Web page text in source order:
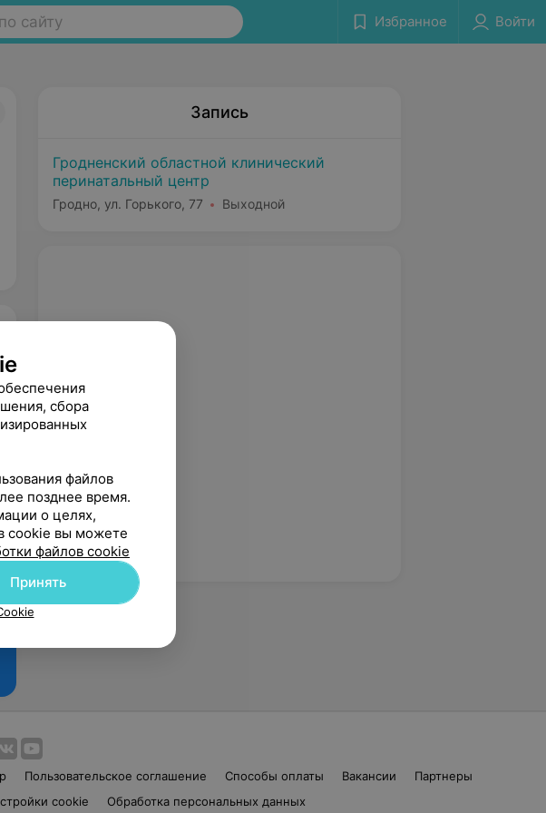
сайту Избранное Войти
Запись
Гродненский областной клинический
перинатальный центр
Гродно, ул. Горького, 77 Выходной
Пользовательское соглашение Способы оплаты Вакансии
Партнеры
cookie Обработка персональных данных
сбора
файлов
позднее время.
о целях,
cookie вы можете
файлов cookie
Принять